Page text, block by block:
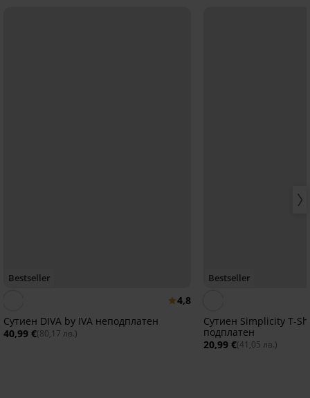
Bestseller
4,8
Сутиен DIVA by IVA неподплатен
40,99 €(80,17 лв.)
Bestseller
Сутиен Simplicity T-
подплатен
20,99 €(41,05 лв.)